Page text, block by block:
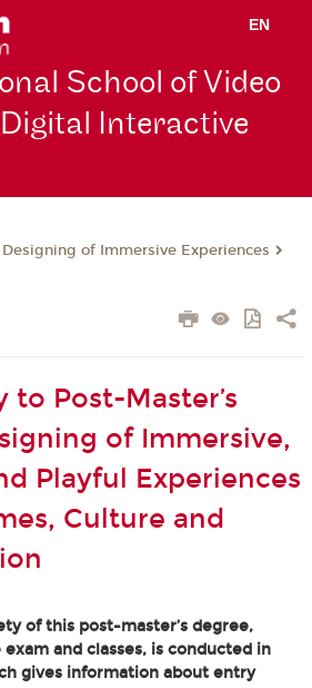
EN
School of Video
Interactive
of Immersive Experiences
Post-Master’s
of Immersive,
Playful Experiences
Culture and
of this post-master’s degree,
and classes, is conducted in
gives information about entry